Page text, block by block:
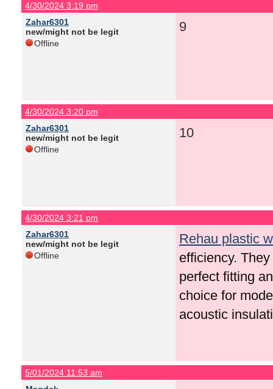
4/30/2024 3:19 pm
Zahar6301
new/might not be legit
Offline
9
4/30/2024 3:20 pm
Zahar6301
new/might not be legit
Offline
10
4/30/2024 3:21 pm
Zahar6301
new/might not be legit
Offline
Rehau plastic
efficiency.
perfect fitting
choice for
acoustic
5/01/2024 11:53 am